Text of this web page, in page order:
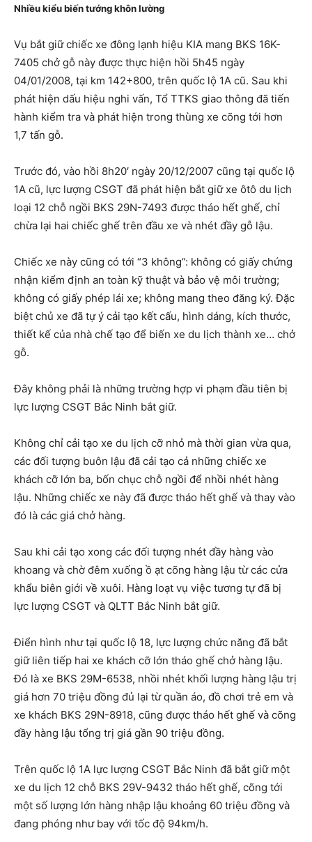
Nhiều kiểu biến tướng khôn lường
Vụ bắt giữ chiếc xe đông lạnh hiệu KIA mang BKS 16K-
7405 chở gỗ này được thực hiện hồi 5h45 ngày
04/01/2008, tại km 142+800, trên quốc lộ 1A cũ. Sau khi
phát hiện dấu hiệu nghi vấn, Tổ TTKS giao thông đã tiến
hành kiểm tra và phát hiện trong thùng xe cõng tới hơn
1,7 tấn gỗ.
Trước đó, vào hồi 8h20′ ngày 20/12/2007 cũng tại quốc lộ
1A cũ, lực lượng CSGT đã phát hiện bắt giữ xe ôtô du lịch
loại 12 chỗ ngồi BKS 29N-7493 được tháo hết ghế, chỉ
chừa lại hai chiếc ghế trên đầu xe và nhét đầy gỗ lậu.
Chiếc xe này cũng có tới “3 không”: không có giấy chứng
nhận kiểm định an toàn kỹ thuật và bảo vệ môi trường;
không có giấy phép lái xe; không mang theo đăng ký. Đặc
biệt chủ xe đã tự ý cải tạo kết cấu, hình dáng, kích thước,
thiết kế của nhà chế tạo để biến xe du lịch thành xe… chở
gỗ.
Đây không phải là những trường hợp vi phạm đầu tiên bị
lực lượng CSGT Bắc Ninh bắt giữ.
Không chỉ cải tạo xe du lịch cỡ nhỏ mà thời gian vừa qua,
các đối tượng buôn lậu đã cải tạo cả những chiếc xe
khách cỡ lớn ba, bốn chục chỗ ngồi để nhồi nhét hàng
lậu. Những chiếc xe này đã được tháo hết ghế và thay vào
đó là các giá chở hàng.
Sau khi cải tạo xong các đối tượng nhét đầy hàng vào
khoang và chờ đêm xuống ồ ạt cõng hàng lậu từ các cửa
khẩu biên giới về xuôi. Hàng loạt vụ việc tương tự đã bị
lực lượng CSGT và QLTT Bắc Ninh bắt giữ.
Điển hình như tại quốc lộ 18, lực lượng chức năng đã bắt
giữ liên tiếp hai xe khách cỡ lớn tháo ghế chở hàng lậu.
Đó là xe BKS 29M-6538, nhồi nhét khối lượng hàng lậu trị
giá hơn 70 triệu đồng đủ lại từ quần áo, đồ chơi trẻ em và
xe khách BKS 29N-8918, cũng được tháo hết ghế và cõng
đầy hàng lậu tổng trị giá gần 90 triệu đồng.
Trên quốc lộ 1A lực lượng CSGT Bắc Ninh đã bắt giữ một
xe du lịch 12 chỗ BKS 29V-9432 tháo hết ghế, cõng tới
một số lượng lớn hàng nhập lậu khoảng 60 triệu đồng và
đang phóng như bay với tốc độ 94km/h.